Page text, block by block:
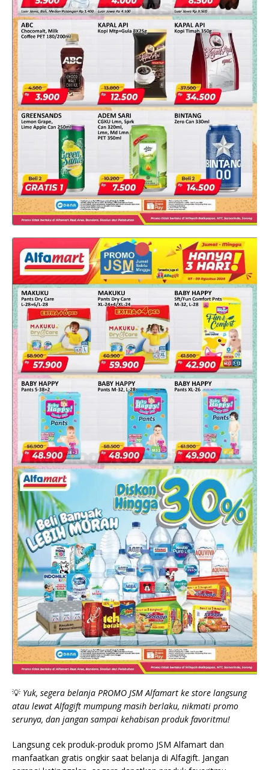
💡 Yuk, segera belanja PROMO JSM Alfamart ke store langsung
atau lewat Alfagift mumpung masih berlaku, nikmati promo
serunya, dan jangan sampai kehabisan produk favoritmu!
Langsung cek produk-produk promo JSM Alfamart dan
manfaatkan gratis ongkir saat belanja di Alfagift. Jangan